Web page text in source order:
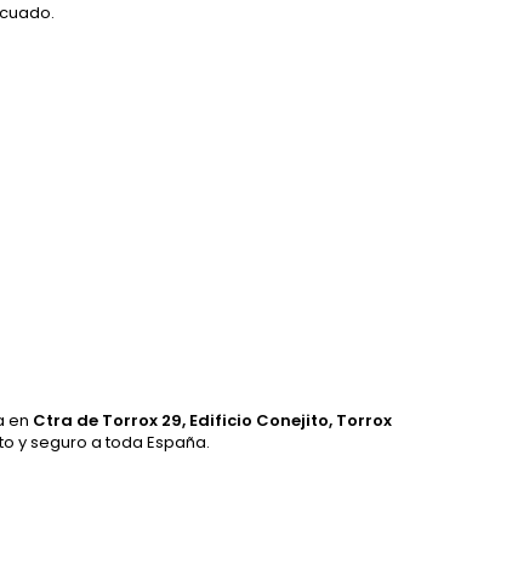
en Ctra de Torrox 29, Edificio Conejito, Torrox
y seguro a toda España.